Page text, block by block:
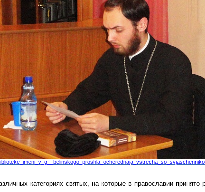
категориях святых, на которые в православии принято